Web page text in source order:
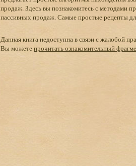
продаж. Здесь вы познакомитесь с методами
пассивных продаж. Самые простые рецепты
Данная книга недоступна в связи с жалобой
Вы можетепрочитать ознакомительный